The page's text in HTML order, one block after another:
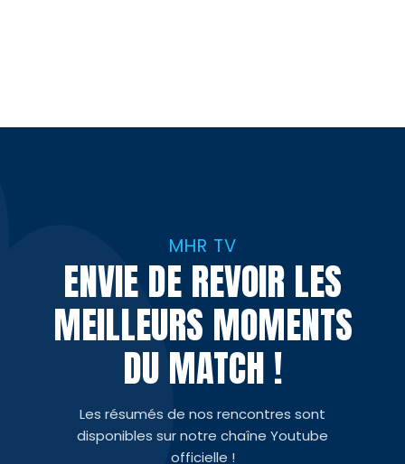
MHR TV
ENVIE DE REVOIR LES
MEILLEURS MOMENTS
DU MATCH !
Les résumés de nos rencontres sont
disponibles sur notre chaîne Youtube
officielle !